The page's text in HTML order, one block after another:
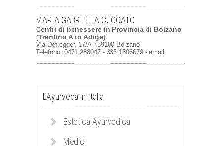
MARIA GABRIELLA CUCCATO
Centri di benessere in Provincia di Bolzano
(Trentino Alto Adige)
Via Defregger, 17/A - 39100 Bolzano
Telefono: 0471 288047 - 335 1306679 - email
L'Ayurveda in Italia
Estetica Ayurvedica
Medici